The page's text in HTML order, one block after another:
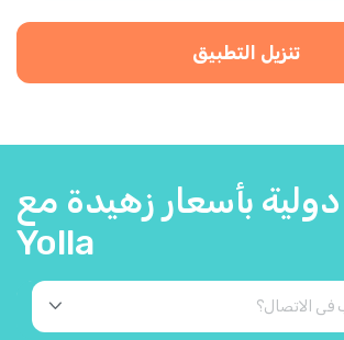
تنزيل التطبيق
بأسعار زهيدة مع
Yolla